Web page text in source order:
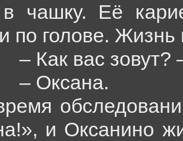
чашку. Её
по голове.
– Как вас зовут?
– Оксана.
и Оксанино